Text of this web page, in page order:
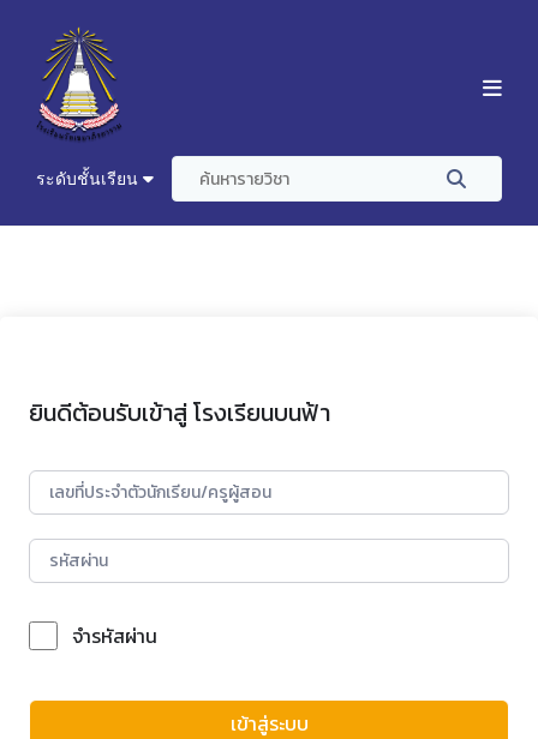
ระดับชั้นเรียน
ยินดีต้อนรับเข้าสู่ โรงเรียนบนฟ้า
จำรหัสผ่าน
เข้าสู่ระบบ